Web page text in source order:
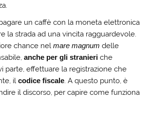
un caffè con la moneta elettronica
la strada ad una vincita ragguardevole.
chance nelmare magnum delle
anche per gli stranieri che
parte, effettuare la registrazione che
ilcodice fiscale. A questo punto, è
il discorso, per capire come funziona